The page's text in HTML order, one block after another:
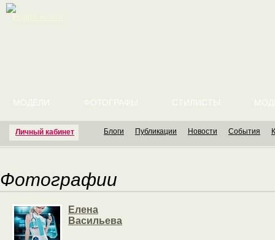
Личный кабинет
МОДЕЛИ ФОТОГРАФЫ СТИЛИСТЫ
Блоги Публикации Новости События
Фотографии
Елена
Васильева